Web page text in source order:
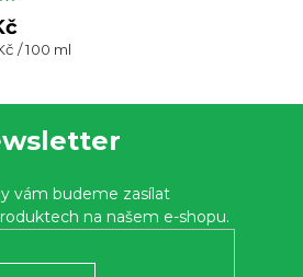
/ 100 ml
vám budeme zasílat
na našem e-shopu.